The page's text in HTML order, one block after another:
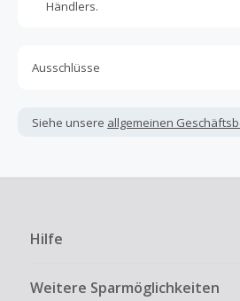
Händlers.
Ausschlüsse
andere Sparprogramme verwendet
ausdrücklich auf dieser
Kein Cashback für den Kauf von
Bezahlvorgang ist nur dann
ausdrücklich auf der Händlerseite
Stornierung, Kündigung eines
Siehe unsere allgemeinen
Hilfe
Weitere Sparmöglichkeiten